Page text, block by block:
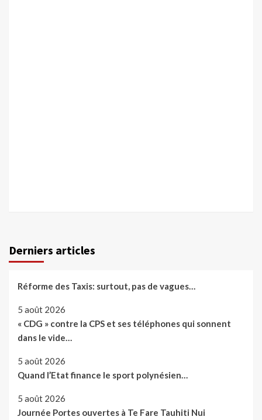
Derniers articles
Réforme des Taxis: surtout, pas de vagues…
5 août 2026
« CDG » contre la CPS et ses téléphones qui sonnent
dans le vide…
5 août 2026
Quand l’Etat finance le sport polynésien…
5 août 2026
Journée Portes ouvertes à Te Fare Tauhiti Nui